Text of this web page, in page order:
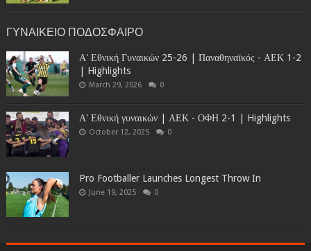
ΓΥΝΑΙΚΕΙΟ ΠΟΔΟΣΦΑΙΡΟ
Α' Εθνική Γυναικών 25-26 | Παναθηναϊκός - ΑΕΚ 1-2
| Highlights
March 29, 2026 0
Α' Εθνική γυναικών | ΑΕΚ - ΟΦΗ 2-1 | Highlights
October 12, 2025 0
Pro Footballer Launches Longest Throw In
June 19, 2025 0